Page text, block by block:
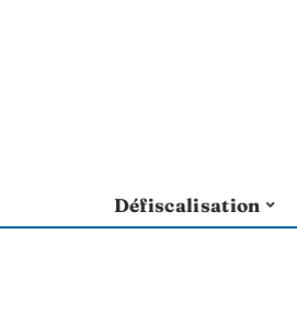
Défiscalisation